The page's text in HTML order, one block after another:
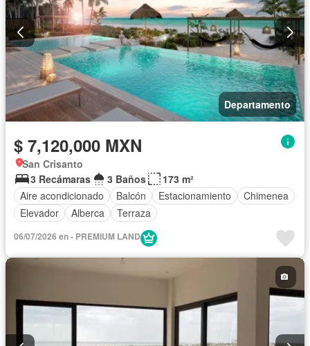
Departamento
$ 7,120,000 MXN
San Crisanto
3 Recámaras
3 Baños
173 m²
Aire acondicionado
Balcón Estacionamiento
Chimenea
Elevador
Alberca Terraza
06/07/2026 en - PREMIUM LAND